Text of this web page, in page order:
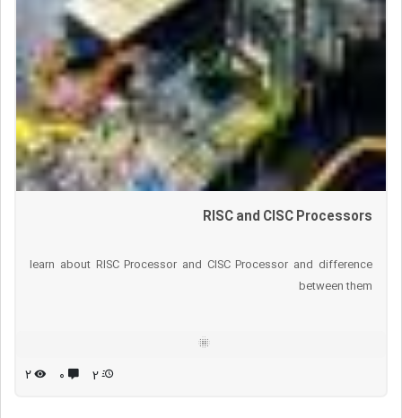
RISC and CISC Processors
learn about RISC Processor and CISC Processor and difference
between them
2 ۰ ۲